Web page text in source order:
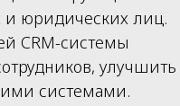
и юридических лиц.
CRM-системы
улучшить
системами.